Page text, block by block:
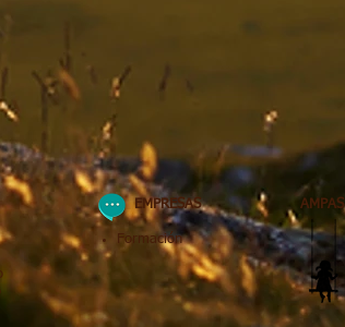
EMPRESAS
Formación
AMPAS